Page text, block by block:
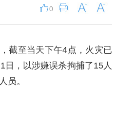
0
截至当天下午4点，火灾已
日，以涉嫌误杀拘捕了15人
员。